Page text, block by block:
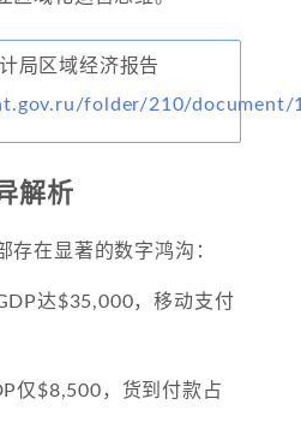
局区域经济报告
folder/210/document/
解析
存在显著的数字鸿沟：
达$35,000，移动支付
仅$8,500，货到付款占